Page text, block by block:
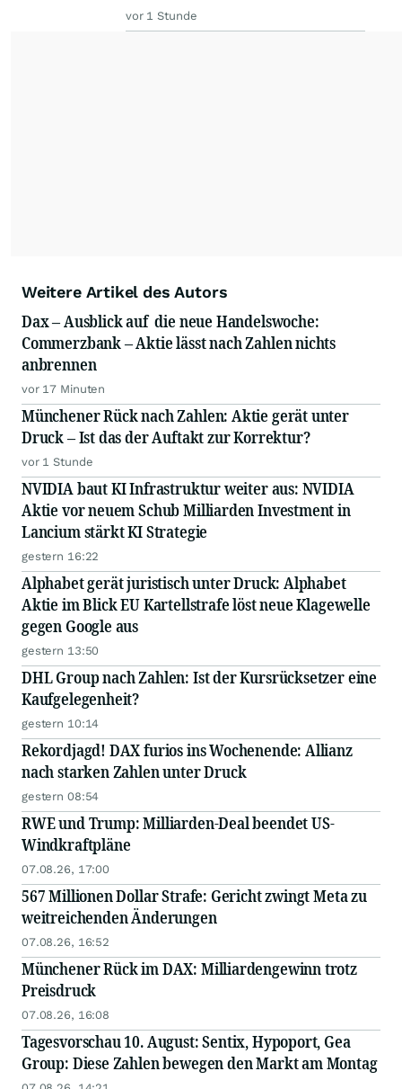
vor 1 Stunde
Weitere Artikel des Autors
Dax – Ausblick auf die neue Handelswoche:
Commerzbank – Aktie lässt nach Zahlen nichts
anbrennen
vor 17 Minuten
Münchener Rück nach Zahlen: Aktie gerät unter
Druck – Ist das der Auftakt zur Korrektur?
vor 1 Stunde
NVIDIA baut KI Infrastruktur weiter aus: NVIDIA
Aktie vor neuem Schub Milliarden Investment in
Lancium stärkt KI Strategie
gestern 16:22
Alphabet gerät juristisch unter Druck: Alphabet
Aktie im Blick EU Kartellstrafe löst neue Klagewelle
gegen Google aus
gestern 13:50
DHL Group nach Zahlen: Ist der Kursrücksetzer eine
Kaufgelegenheit?
gestern 10:14
Rekordjagd! DAX furios ins Wochenende: Allianz
nach starken Zahlen unter Druck
gestern 08:54
RWE und Trump: Milliarden-Deal beendet US-
Windkraftpläne
07.08.26, 17:00
567 Millionen Dollar Strafe: Gericht zwingt Meta zu
weitreichenden Änderungen
07.08.26, 16:52
Münchener Rück im DAX: Milliardengewinn trotz
Preisdruck
07.08.26, 16:08
Tagesvorschau 10. August: Sentix, Hypoport, Gea
Group: Diese Zahlen bewegen den Markt am Montag